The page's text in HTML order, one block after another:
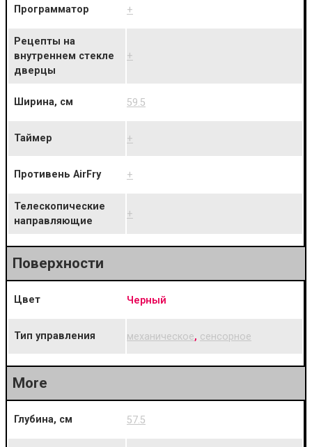
Программатор +
Рецепты на
внутреннем стекле
дверцы
+
Ширина, см 59.5
Таймер +
Противень AirFry +
Телескопические
направляющие
+
Поверхности
Цвет Черный
Тип управления механическое, сенсорное
More
Глубина, см 57.5